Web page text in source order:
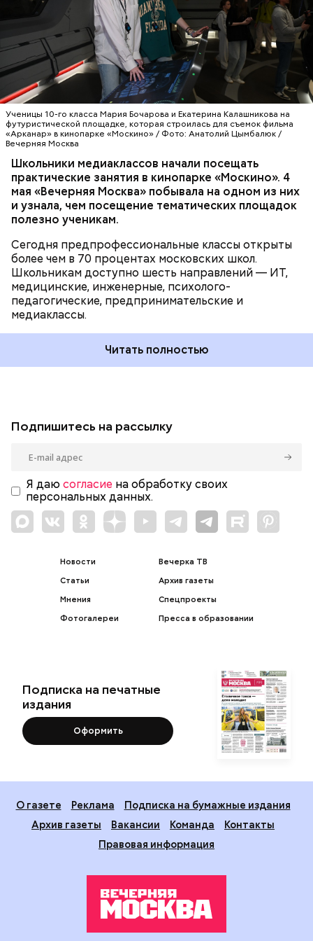
Ученицы 10-го класса Мария Бочарова и Екатерина Калашникова на
футуристической площадке, которая строилась для съемок фильма
«Арканар» в кинопарке «Москино» / Фото: Анатолий Цымбалюк /
Вечерняя Москва
Школьники медиаклассов начали посещать
практические занятия в кинопарке «Москино». 4
мая «Вечерняя Москва» побывала на одном из них
и узнала, чем посещение тематических площадок
полезно ученикам.
Сегодня предпрофессиональные классы открыты
более чем в 70 процентах московских школ.
Школьникам доступно шесть направлений — ИТ,
медицинские, инженерные, психолого-
педагогические, предпринимательские и
медиаклассы.
— Мы более десяти лет развиваем
предпрофессиональные классы, чтобы школьники
еще во время учебы могли получить первый
практический опыт и осознанно выбрать будущую
профессию, — отметила заместитель мэра Москвы
по вопросам социального развития Анастасия
Ракова. — Речь идет о полноценном погружении:
ребята работают на реальных площадках вместе с
действующими специалистами из интересующей
их сферы. Одно из направлений
предпрофессионального образования —
медиаклассы, в которых сегодня учатся более
шести тысяч школьников.
профессионалами индустрии на площадках
ведущих медиакомпаний. Одна из них — кинопарк
«Москино», где, помимо школьников, практику
проходят и студенты киноколледжей. Здесь они
знакомятся с основами кинопроизводства.
Читать полностью
МОЛОДЕЖЬ ОБРАЗОВАНИЕ
МОСКВА
ШКОЛЫ
МОСКИНО
Подпишитесь на рассылку
Я даю согласие на обработку своих
персональных данных.
Новости
Статьи
Мнения
Фотогалереи
Вечерка ТВ
Архив газеты
Спецпроекты
Пресса в образовании
Подписка на печатные
издания
Оформить
О газете Реклама
Подписка на бумажные издания
Архив газеты
Вакансии Команда
Контакты
Правовая информация